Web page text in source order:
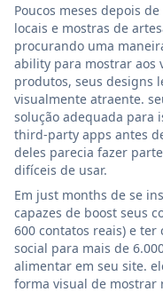
Poucos meses depois
locais e mostras de
procurando uma
ability para mostrar aos
produtos, seus designs
visualmente atraente.
solução adequada para
third-party apps antes
deles parecia fazer
difíceis de usar.
Em just months de se
capazes de boost seus
600 contatos reais) e
social para mais de
alimentar em seu site.
forma visual de mostrar